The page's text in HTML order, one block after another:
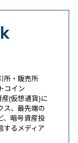
所・販売所
コイン
(仮想通貨)に
ス、最先端の
、暗号資産投
するメディア